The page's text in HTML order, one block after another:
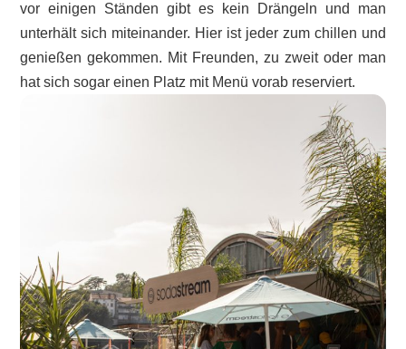
vor einigen Ständen gibt es kein Drängeln und man
unterhält sich miteinander. Hier ist jeder zum chillen und
genießen gekommen. Mit Freunden, zu zweit oder man
hat sich sogar einen Platz mit Menü vorab reserviert.